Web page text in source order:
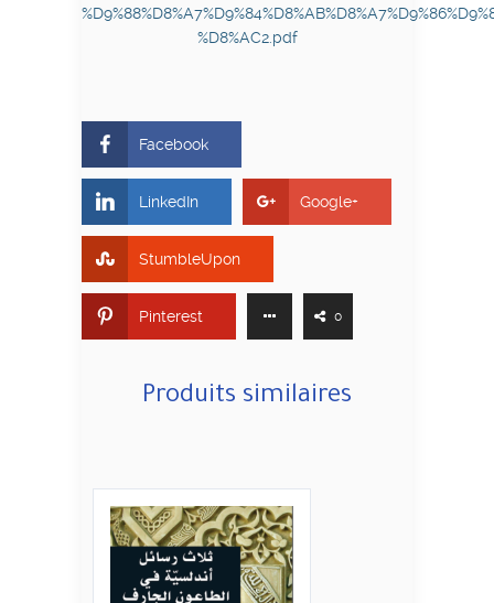
%D8%AC2.pdf
Facebook
LinkedIn Google+
StumbleUpon
Pinterest 0
Produits similaires